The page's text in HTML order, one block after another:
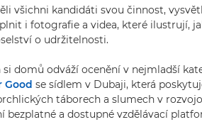
všichni kandidáti svou činnost,
i fotografie a videa, které ilustrují,
o udržitelnosti.
si domů odváží ocenění v nejmladší
Good se sídlem v Dubaji, která
táborech a slumech v
bezplatné a dostupné vzdělávací